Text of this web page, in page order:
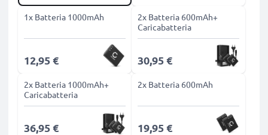
1x Batteria 1000mAh
12,95 €
2x Batteria 600mAh+
Caricabatteria
30,95 €
2x Batteria 1000mAh+
Caricabatteria
36,95 €
2x Batteria 600mAh
19,95 €